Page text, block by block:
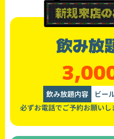
飲み放
飲み放題内容
ビー
必ずお電話でご予約お願いし